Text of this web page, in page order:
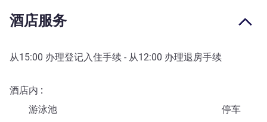
酒店服务
从15:00 办理登记入住手续 - 从12:00 办理退房手续
酒店内
游泳池
停车